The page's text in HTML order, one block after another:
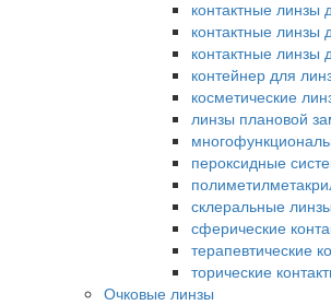
контактные линзы
контактные линзы
контактные линзы
контейнер для
косметические
линзы плановой
пероксидные
склеральные линзы
сферические
терапевтические
торические
Очковые линзы